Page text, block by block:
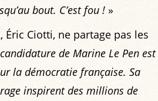
bout. C’est fou ! »
Éric Ciotti, ne partage pas les
de Marine Le Pen est
la démocratie française. Sa
inspirent des millions de